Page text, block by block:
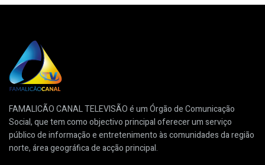
FAMALICÃO CANAL TELEVISÃO é um Órgão de Comunicação
Social, que tem como objectivo principal oferecer um serviço
público de informação e entretenimento às comunidades da região
norte, área geográfica de acção principal.